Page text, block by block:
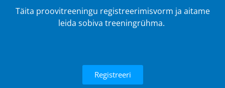
Täita proovitreeningu registreerimisvorm ja aitame
leida sobiva treeningrühma.
Registreeri